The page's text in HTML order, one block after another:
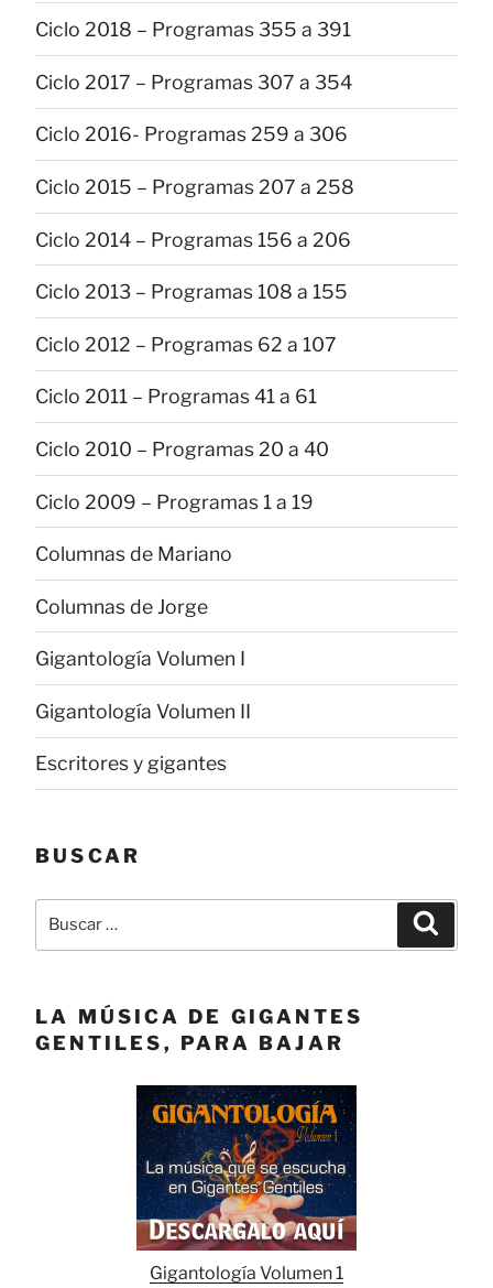
Ciclo 2018 – Programas 355 a 391
Ciclo 2017 – Programas 307 a 354
Ciclo 2016- Programas 259 a 306
Ciclo 2015 – Programas 207 a 258
Ciclo 2014 – Programas 156 a 206
Ciclo 2013 – Programas 108 a 155
Ciclo 2012 – Programas 62 a 107
Ciclo 2011 – Programas 41 a 61
Ciclo 2010 – Programas 20 a 40
Ciclo 2009 – Programas 1 a 19
Columnas de Mariano
Columnas de Jorge
Gigantología Volumen I
Gigantología Volumen II
Escritores y gigantes
BUSCAR
Buscar
LA MÚSICA DE GIGANTES
GENTILES, PARA BAJAR
Gigantología Volumen 1